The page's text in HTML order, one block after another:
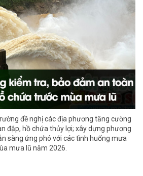
đề nghị các địa phương tăng cường
đập, hồ chứa thủy lợi; xây dựng phương
sàng ứng phó với các tình huống mưa
mưa lũ năm 2026.